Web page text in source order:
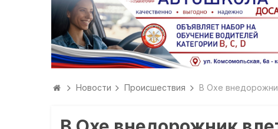
Новости Происшествия В Охе